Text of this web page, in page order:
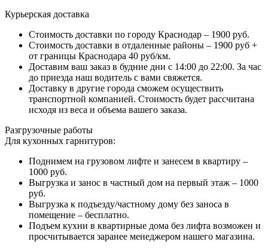
Курьерская доставка
Стоимость доставки по городу Краснодар – 1900 руб.
Стоимость доставки в отдаленные районы – 1900 руб +
от границы Краснодара 40 руб/км.
Доставим ваш заказ в будние дни с 14:00 до 22:00. За час
до приезда наш водитель с вами свяжется.
Доставку в другие города сможем осуществить
транспортной компанией. Стоимость будет рассчитана
исходя из веса и объема вашего заказа.
Разгрузочные работы
Для кухонных гарнитуров:
Поднимем на грузовом лифте и занесем в квартиру –
1000 руб.
Выгрузка и занос в частный дом на первый этаж – 1000
руб.
Выгрузка к подъезду/частному дому без заноса в
помещение – бесплатно.
Подъем кухни в квартирные дома без лифта возможен и
просчитывается заранее менеджером нашего магазина.